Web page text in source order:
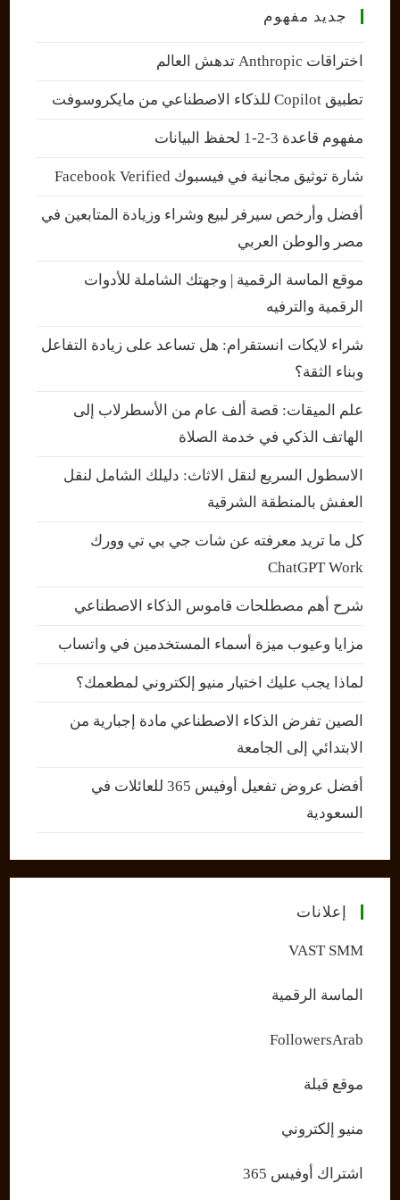
جديد مفهوم
اختراقات Anthropic تدهش العالم
تطبيق Copilot للذكاء الاصطناعي من مايكروسوفت
مفهوم قاعدة 3-2-1 لحفظ البيانات
شارة توثيق مجانية في فيسبوك Facebook Verified
أفضل وأرخص سيرفر لبيع وشراء وزيادة المتابعين في
مصر والوطن العربي
موقع الماسة الرقمية | وجهتك الشاملة للأدوات
الرقمية والترفيه
شراء لايكات انستقرام: هل تساعد على زيادة التفاعل
وبناء الثقة؟
علم الميقات: قصة ألف عام من الأسطرلاب إلى
الهاتف الذكي في خدمة الصلاة
الاسطول السريع لنقل الاثاث: دليلك الشامل لنقل
العفش بالمنطقة الشرقية
كل ما تريد معرفته عن شات جي بي تي وورك
ChatGPT Work
شرح أهم مصطلحات قاموس الذكاء الاصطناعي
مزايا وعيوب ميزة أسماء المستخدمين في واتساب
لماذا يجب عليك اختيار منيو إلكتروني لمطعمك؟
الصين تفرض الذكاء الاصطناعي مادة إجبارية من
الابتدائي إلى الجامعة
أفضل عروض تفعيل أوفيس 365 للعائلات في
السعودية
إعلانات
VAST SMM
الماسة الرقمية
FollowersArab
موقع قبلة
منيو إلكتروني
اشتراك أوفيس 365